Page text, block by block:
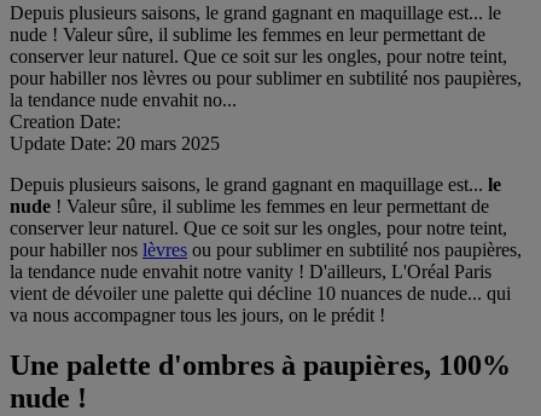
Depuis plusieurs saisons, le grand gagnant en maquillage est... le
nude ! Valeur sûre, il sublime les femmes en leur permettant de
conserver leur naturel. Que ce soit sur les ongles, pour notre teint,
pour habiller nos lèvres ou pour sublimer en subtilité nos paupières,
la tendance nude envahit no...
Creation Date:
Update Date: 20 mars 2025
Depuis plusieurs saisons, le grand gagnant en maquillage est... le
nude ! Valeur sûre, il sublime les femmes en leur permettant de
conserver leur naturel. Que ce soit sur les ongles, pour notre teint,
pour habiller nos lèvres ou pour sublimer en subtilité nos paupières,
la tendance nude envahit notre vanity ! D'ailleurs, L'Oréal Paris
vient de dévoiler une palette qui décline 10 nuances de nude... qui
va nous accompagner tous les jours, on le prédit !
Une palette d'ombres à paupières, 100%
nude !